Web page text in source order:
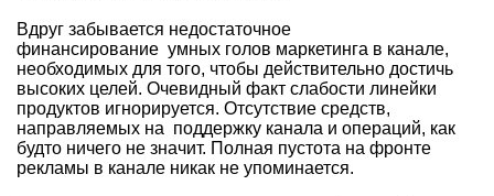
Вдруг забывается недостаточное
финансирование умных голов маркетинга в канале,
необходимых для того, чтобы действительно достичь
высоких целей. Очевидный факт слабости линейки
продуктов игнорируется. Отсутствие средств,
направляемых на поддержку канала и операций, как
будто ничего не значит. Полная пустота на фронте
рекламы в канале никак не упоминается.